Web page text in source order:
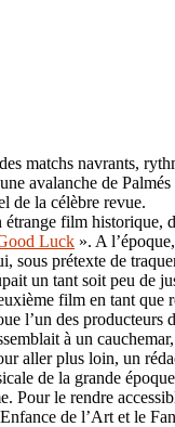
matchs navrants,
avalanche de
de la célèbre revue.
film
Luck ». A
prétexte de
un tant soit peu de
film en tant
l’un des
à un
aller plus loin, un
de la grande
le rendre
de l’Art et le